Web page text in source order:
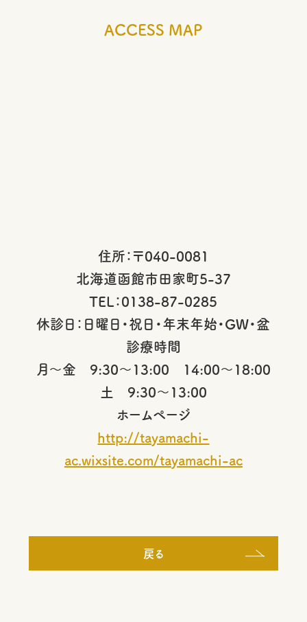
ACCESS MAP
住所：〒040-0081
北海道函館市田家町5-37
TEL：0138-87-0285
休診日：日曜日・祝日・年末年始・GW・盆
診療時間
月～金 9:30～13:00 14:00～18:00
土 9:30～13:00
ホームページ
http://tayamachi-
ac.wixsite.com/tayamachi-ac
戻る